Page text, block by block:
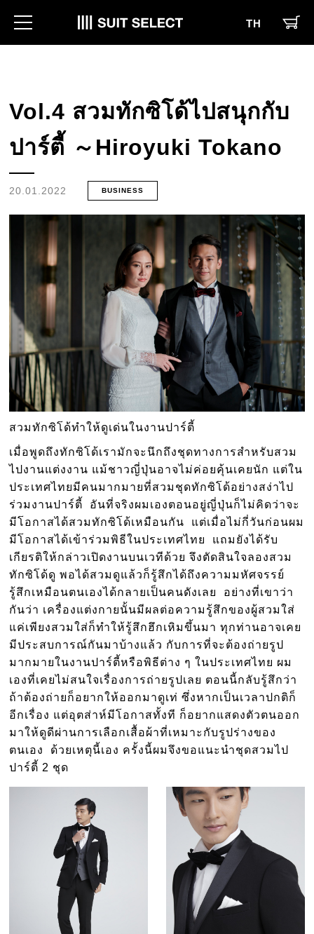
TH
Vol.4 สวมทักซิโด้ไปสนุกกับ
ปาร์ตี้ ～Hiroyuki Tokano
20.01.2022 BUSINESS
สวมทักซิโด้ทำให้ดูเด่นในงานปาร์ตี้
เมื่อพูดถึงทักซิโด้เรามักจะนึกถึงชุดทางการสำหรับสวม
ไปงานแต่งงาน แม้ชาวญี่ปุ่นอาจไม่ค่อยคุ้นเคยนัก แต่ใน
ประเทศไทยมีคนมากมายที่สวมชุดทักซิโด้อย่างสง่าไป
ร่วมงานปาร์ตี้ อันที่จริงผมเองตอนอยู่ญี่ปุ่นก็ไม่คิดว่าจะ
มีโอกาสได้สวมทักซิโด้เหมือนกัน แต่เมื่อไม่กี่วันก่อนผม
มีโอกาสได้เข้าร่วมพิธีในประเทศไทย แถมยังได้รับ
เกียรติให้กล่าวเปิดงานบนเวทีด้วย จึงตัดสินใจลองสวม
ทักซิโด้ดู พอได้สวมดูแล้วก็รู้สึกได้ถึงความมหัศจรรย์
รู้สึกเหมือนตนเองได้กลายเป็นคนดังเลย อย่างที่เขาว่า
กันว่า เครื่องแต่งกายนั้นมีผลต่อความรู้สึกของผู้สวมใส่
แค่เพียงสวมใส่ก็ทำให้รู้สึกฮึกเหิมขึ้นมา ทุกท่านอาจเคย
มีประสบการณ์กันมาบ้างแล้ว กับการที่จะต้องถ่ายรูป
มากมายในงานปาร์ตี้หรือพิธีต่าง ๆ ในประเทศไทย ผม
เองที่เคยไม่สนใจเรื่องการถ่ายรูปเลย ตอนนี้กลับรู้สึกว่า
ถ้าต้องถ่ายก็อยากให้ออกมาดูเท่ ซึ่งหากเป็นเวลาปกติก็
อีกเรื่อง แต่อุตส่าห์มีโอกาสทั้งที ก็อยากแสดงตัวตนออก
มาให้ดูดีผ่านการเลือกเสื้อผ้าที่เหมาะกับรูปร่างของ
ตนเอง ด้วยเหตุนี้เอง ครั้งนี้ผมจึงขอแนะนำชุดสวมไป
ปาร์ตี้ 2 ชุด